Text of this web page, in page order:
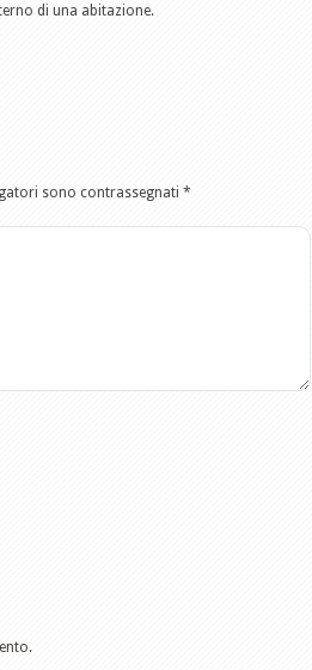
di una abitazione.
sono contrassegnati *